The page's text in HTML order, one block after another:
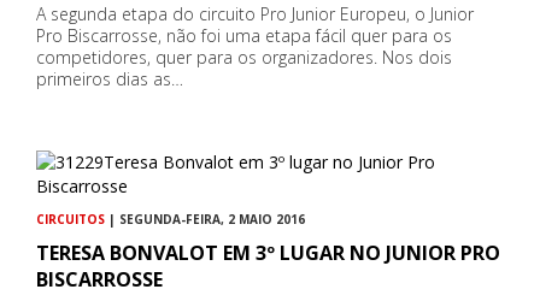
A segunda etapa do circuito Pro Junior Europeu, o Junior
Pro Biscarrosse, não foi uma etapa fácil quer para os
competidores, quer para os organizadores. Nos dois
primeiros dias as…
CIRCUITOS | SEGUNDA-FEIRA, 2 MAIO 2016
TERESA BONVALOT EM 3º LUGAR NO JUNIOR PRO
BISCARROSSE